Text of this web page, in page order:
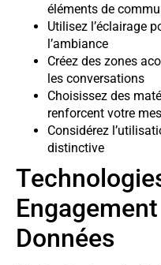
éléments de
Utilisez l’éclairage
l’ambiance
Créez des zones
les conversations
Choisissez des
renforcent votre
Considérez
distinctive
Données